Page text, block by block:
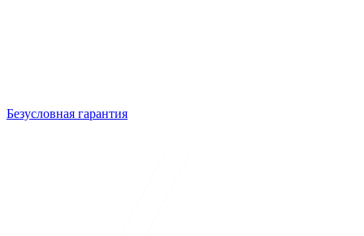
Безусловная гарантия